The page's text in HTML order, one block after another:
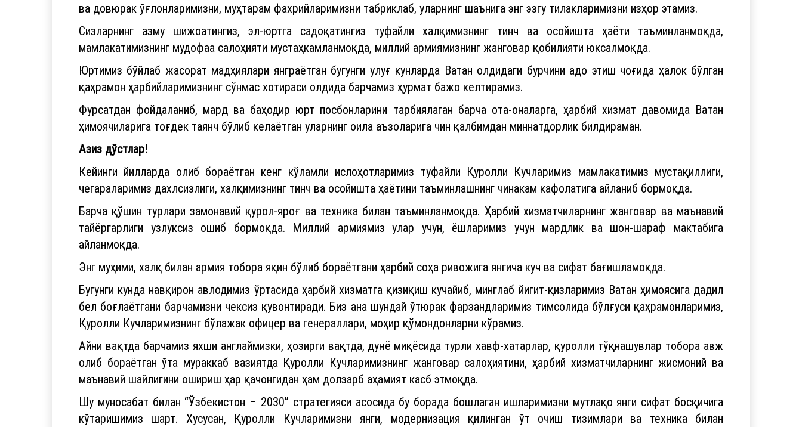
ва довюрак ўғлонларимизни, муҳтарам фахрийларимизни табриклаб, уларнинг шаънига энг эзгу тилакларимизни изҳор этамиз.
Сизларнинг азму шижоатингиз, эл-юртга садоқатингиз туфайли халқимизнинг тинч ва осойишта ҳаёти таъминланмоқда,
мамлакатимизнинг мудофаа салоҳияти мустаҳкамланмоқда, миллий армиямизнинг жанговар қобилияти юксалмоқда.
Юртимиз бўйлаб жасорат мадҳиялари янграётган бугунги улуғ кунларда Ватан олдидаги бурчини адо этиш чоғида ҳалок бўлган
қаҳрамон ҳарбийларимизнинг сўнмас хотираси олдида барчамиз ҳурмат бажо келтирамиз.
Фурсатдан фойдаланиб, мард ва баҳодир юрт посбонларини тарбиялаган барча ота-оналарга, ҳарбий хизмат давомида Ватан
ҳимоячиларига тоғдек таянч бўлиб келаётган уларнинг оила аъзоларига чин қалбимдан миннатдорлик билдираман.
Азиз дўстлар!
Кейинги йилларда олиб бораётган кенг кўламли ислоҳотларимиз туфайли Қуролли Кучларимиз мамлакатимиз мустақиллиги,
чегараларимиз дахлсизлиги, халқимизнинг тинч ва осойишта ҳаётини таъминлашнинг чинакам кафолатига айланиб бормоқда.
Барча қўшин турлари замонавий қурол-яроғ ва техника билан таъминланмоқда. Ҳарбий хизматчиларнинг жанговар ва маънавий
тайёргарлиги узлуксиз ошиб бормоқда. Миллий армиямиз улар учун, ёшларимиз учун мардлик ва шон-шараф мактабига
айланмоқда.
Энг муҳими, халқ билан армия тобора яқин бўлиб бораётгани ҳарбий соҳа ривожига янгича куч ва сифат бағишламоқда.
Бугунги кунда навқирон авлодимиз ўртасида ҳарбий хизматга қизиқиш кучайиб, минглаб йигит-қизларимиз Ватан ҳимоясига дадил
бел боғлаётгани барчамизни чексиз қувонтиради. Биз ана шундай ўтюрак фарзандларимиз тимсолида бўлғуси қаҳрамонларимиз,
Қуролли Кучларимизнинг бўлажак офицер ва генераллари, моҳир қўмондонларни кўрамиз.
Айни вақтда барчамиз яхши англаймизки, ҳозирги вақтда, дунё миқёсида турли хавф-хатарлар, қуролли тўқнашувлар тобора авж
олиб бораётган ўта мураккаб вазиятда Қуролли Кучларимизнинг жанговар салоҳиятини, ҳарбий хизматчиларнинг жисмоний ва
маънавий шайлигини ошириш ҳар қачонгидан ҳам долзарб аҳамият касб этмоқда.
Шу муносабат билан “Ўзбекистон – 2030” стратегияси асосида бу борада бошлаган ишларимизни мутлақо янги сифат босқичига
кўтаришимиз шарт. Хусусан, Қуролли Кучларимизни янги, модернизация қилинган ўт очиш тизимлари ва техника билан